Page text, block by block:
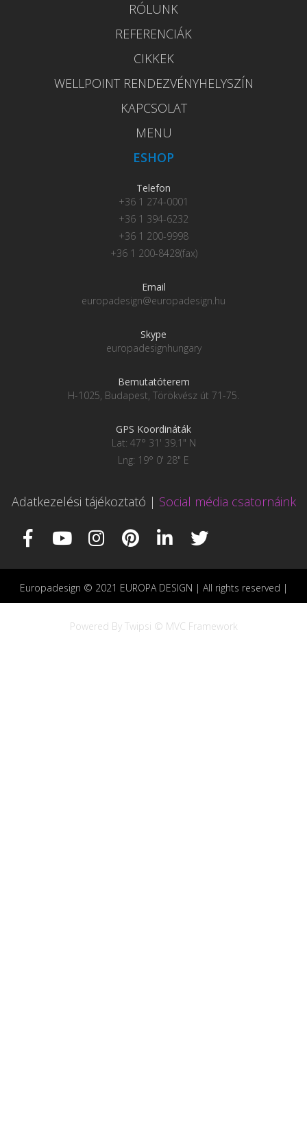
RÓLUNK
REFERENCIÁK
CIKKEK
WELLPOINT RENDEZVÉNYHELYSZÍN
KAPCSOLAT
MENU
ESHOP
Telefon
+36 1 274-0001
+36 1 394-6232
+36 1 200-9998
+36 1 200-8428(fax)
Email
europadesign@europadesign.hu
Skype
europadesignhungary
Bemutatóterem
H-1025, Budapest, Törökvész út 71-75.
GPS Koordináták
Lat: 47° 31' 39.1" N
Lng: 19° 0' 28" E
Adatkezelési tájékoztató | Social média csatornáink
Europadesign © 2021 EUROPA DESIGN | All rights reserved |
Powered By Twipsi © MVC Framework